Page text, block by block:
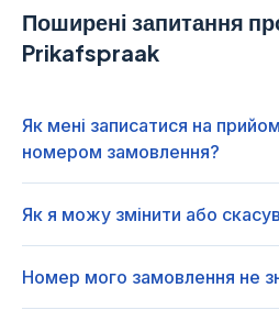
Поширені запитання
Prikafspraak
Як мені записатися на
номером замовлення?
Як я можу змінити або
Номер мого замовлення не